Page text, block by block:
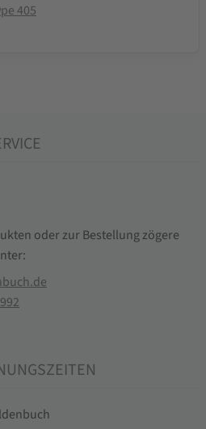
405
oder zur Bestellung zögere